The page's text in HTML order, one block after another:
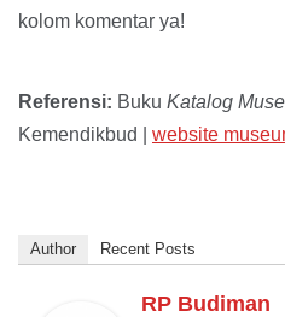
kolom komentar ya!
Referensi: Buku Katalog
Kemendikbud | website
Author Recent Posts
RP Budiman